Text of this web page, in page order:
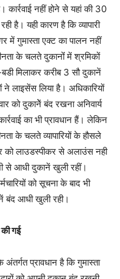
नहीं होने से यहां की 30
है। यही कारण है कि व्यापारी
गुमास्ता एक्ट का पालन नहीं
के चलते दुकानोंं में श्रमिकों
मिलाकर करीब 3 सौ दुकानें
लाइसेंस लिया है। अधिकारियों
को दुकानेें बंद रखना अनिवार्य
का भी प्रावधान हैं। लेकिन
के चलते व्यापारियों के हौसले
को लाउडस्पीकर से अलाउंस नही
से आधी दुकानें खुली रहीं।
को सूचना के बाद भी
बंद आधी खुली रही।
गई
प्रावधान है कि गुमास्ता